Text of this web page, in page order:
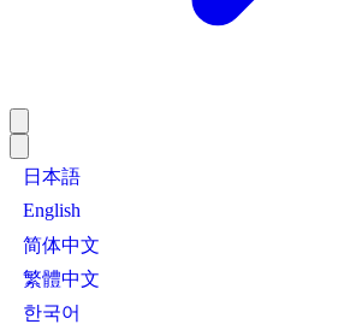
日本語
English
简体中文
繁體中文
한국어